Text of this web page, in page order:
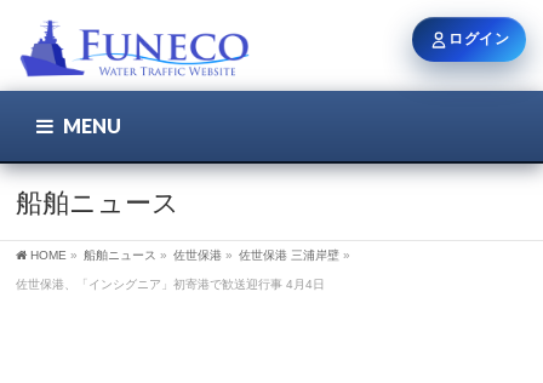
MENU
船舶ニュース
HOME » 船舶ニュース » 佐世保港 » 佐世保港 三浦岸壁 »
佐世保港、「インシグニア」初寄港で歓送迎行事 4月4日
ログイン
ユーザー名 / メール